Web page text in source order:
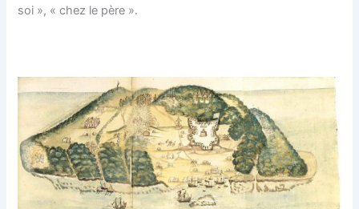
soi », « chez le père ».